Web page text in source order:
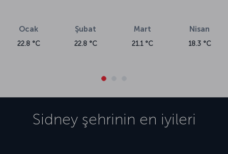
Ocak
22.8 °C
Şubat
22.8 °C
Mart
21.1 °C
Nisan
18.3 °C
Sidneyşehrinin en iyileri